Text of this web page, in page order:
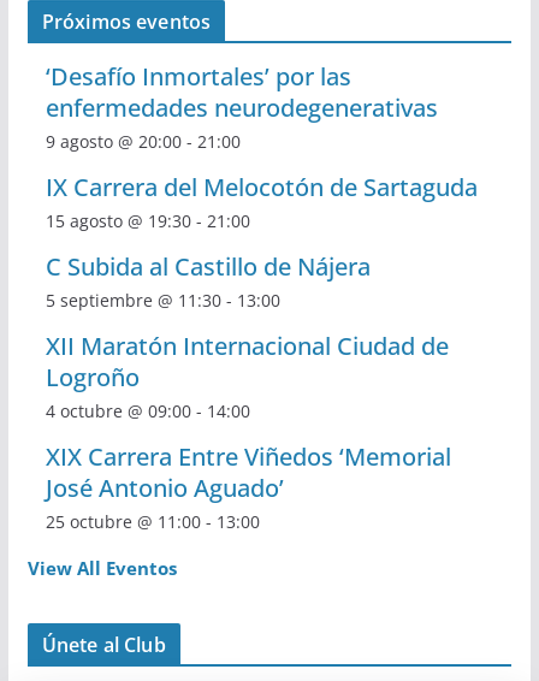
Próximos eventos
‘Desafío Inmortales’ por las
enfermedades neurodegenerativas
9 agosto @ 20:00- 21:00
IX Carrera del Melocotón de Sartaguda
15 agosto @ 19:30- 21:00
C Subida al Castillo de Nájera
5 septiembre @ 11:30- 13:00
XII Maratón Internacional Ciudad de
Logroño
4 octubre @ 09:00- 14:00
XIX Carrera Entre Viñedos ‘Memorial
José Antonio Aguado’
25 octubre @ 11:00- 13:00
View All Eventos
Únete al Club